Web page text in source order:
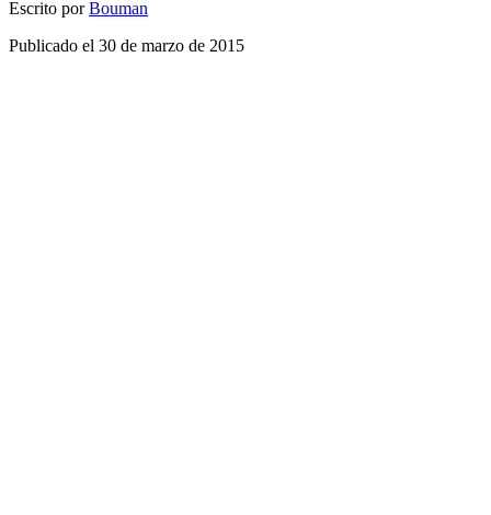
Escrito por Bouman
Publicado el 30 de marzo de 2015